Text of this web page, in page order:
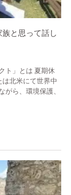
族と思って話し
ト」とは 夏期休
北米にて世界中
がら、環境保護、